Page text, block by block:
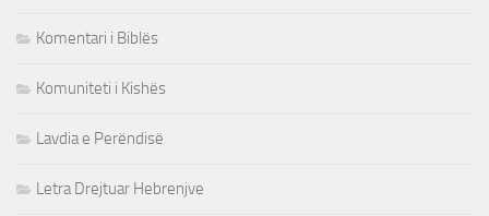
Komentari i Biblës
Komuniteti i Kishës
Lavdia e Perëndisë
Letra Drejtuar Hebrenjve